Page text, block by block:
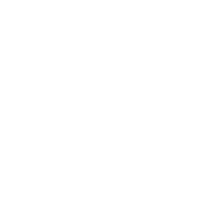
où le patient
Les gênes et